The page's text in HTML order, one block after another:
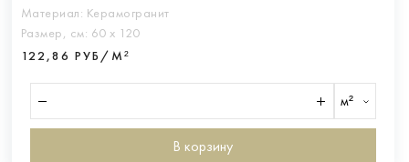
Материал: Керамогранит
Размер, см: 60 х 120
122,86 РУБ/М²
м²
В корзину